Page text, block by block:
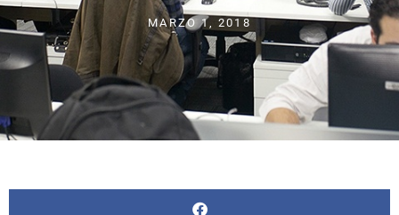
MARZO 1, 2018